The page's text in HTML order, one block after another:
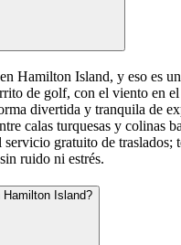
Hamilton Island, y eso es
de golf, con el viento en
divertida y tranquila de
calas turquesas y colinas
servicio gratuito de traslados;
ruido ni estrés.
Island?